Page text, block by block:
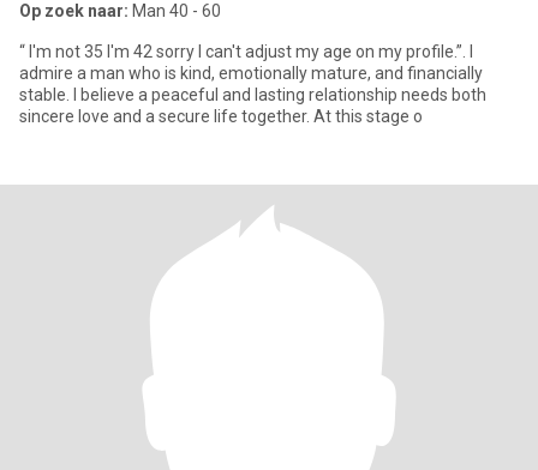
Op zoek naar: Man 40 - 60
“ I'm not 35 I'm 42 sorry I can't adjust my age on my profile.”. I
admire a man who is kind, emotionally mature, and financially
stable. I believe a peaceful and lasting relationship needs both
sincere love and a secure life together. At this stage o